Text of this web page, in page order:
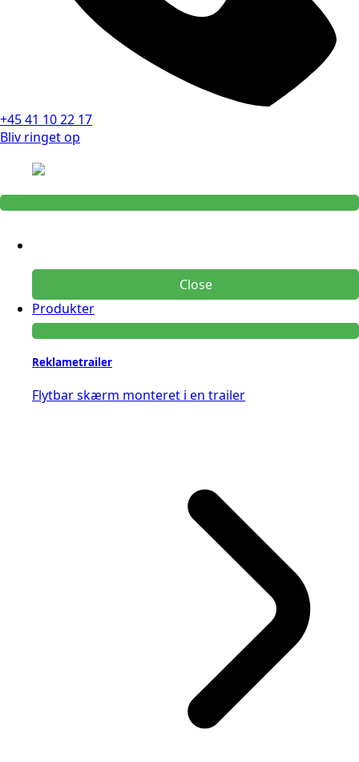
+45 41 10 22 17
Bliv ringet op
Close
Produkter
Reklametrailer
Flytbar skærm monteret i en trailer